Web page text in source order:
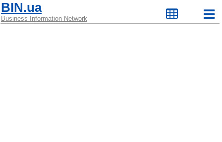
BIN.ua
Business Information Network